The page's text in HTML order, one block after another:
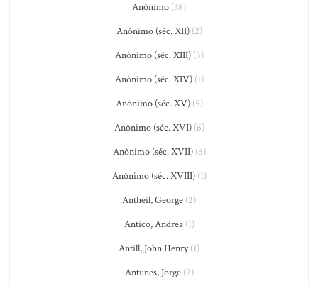
Anônimo (38)
Anônimo (séc. XII)(2)
Anônimo (séc. XIII)(5)
Anônimo (séc. XIV)(1)
Anônimo (séc. XV)(5)
Anônimo (séc. XVI)(6)
Anônimo (séc. XVII)(6)
Anônimo (séc. XVIII)(1)
Antheil, George (2)
Antico, Andrea(1)
Antill, John Henry(1)
Antunes, Jorge(2)